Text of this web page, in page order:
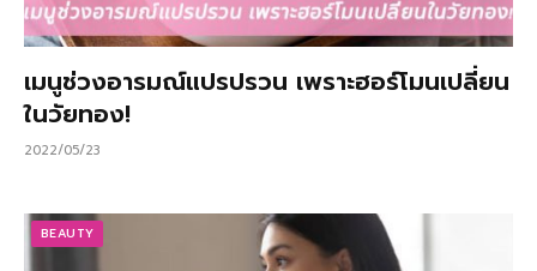
เมนูช่วงอารมณ์แปรปรวน เพราะฮอร์โมนเปลี่ยน
ในวัยทอง!
2022/05/23
BEAUTY